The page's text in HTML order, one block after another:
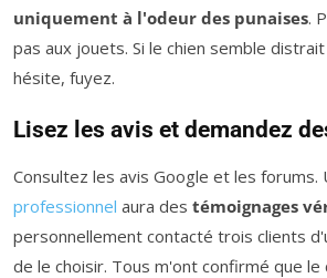
uniquement à l'odeur des punaises.
pas aux jouets. Si le chien semble
hésite, fuyez.
Lisez les avis et demandez
Consultez les avis Google et les forums.
professionnel aura des témoignages
personnellement contacté trois clients
de le choisir. Tous m'ont confirmé que le